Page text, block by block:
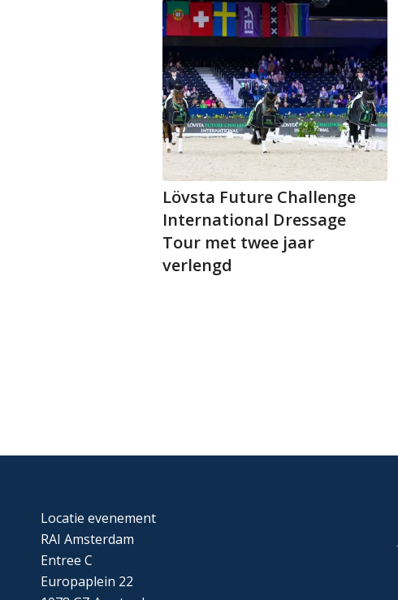
Lövsta Future Challenge
International Dressage
Tour met twee jaar
verlengd
Locatie evenement
RAI Amsterdam
Entree C
Europaplein 22